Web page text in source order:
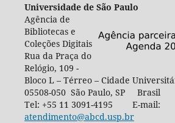
Universidade de São Paulo
Agência de
Bibliotecas e
Coleções Digitais
Rua da Praça do
Relógio, 109 -
Bloco L – Térreo – Cidade
05508-050 São Paulo, SP Brasil
Tel: +55 11 3091-4195 E-mail:
atendimento@abcd.usp.br